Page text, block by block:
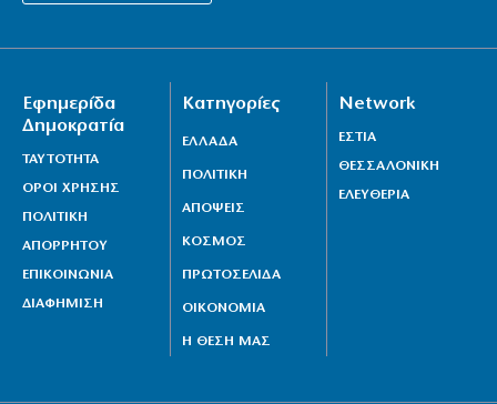
Εφημερίδα
Δημοκρατία
ΤΑΥΤΟΤΗΤΑ
ΟΡΟΙ ΧΡΗΣΗΣ
ΠΟΛΙΤΙΚΗ
ΑΠΟΡΡΗΤΟΥ
ΕΠΙΚΟΙΝΩΝΙΑ
ΔΙΑΦΗΜΙΣΗ
Κατηγορίες
ΕΛΛΑΔΑ
ΠΟΛΙΤΙΚΗ
ΑΠΟΨΕΙΣ
ΚΟΣΜΟΣ
ΠΡΩΤΟΣΕΛΙΔΑ
ΟΙΚΟΝΟΜΙΑ
Η ΘΕΣΗ ΜΑΣ
Network
ΕΣΤΙΑ
ΘΕΣΣΑΛΟΝΙΚΗ
ΕΛΕΥΘΕΡΙΑ